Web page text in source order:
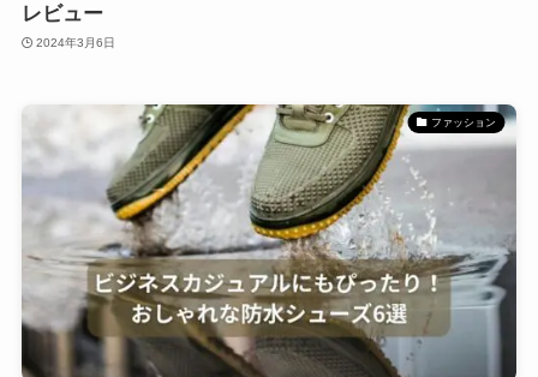
レビュー
2024年3月6日
ファッション